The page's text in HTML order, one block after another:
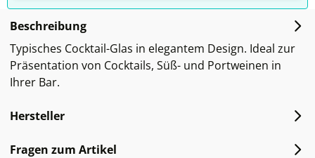
Beschreibung
Typisches Cocktail-Glas in elegantem Design. Ideal zur
Präsentation von Cocktails, Süß- und Portweinen in
Ihrer Bar.
Hersteller
Fragen zum Artikel